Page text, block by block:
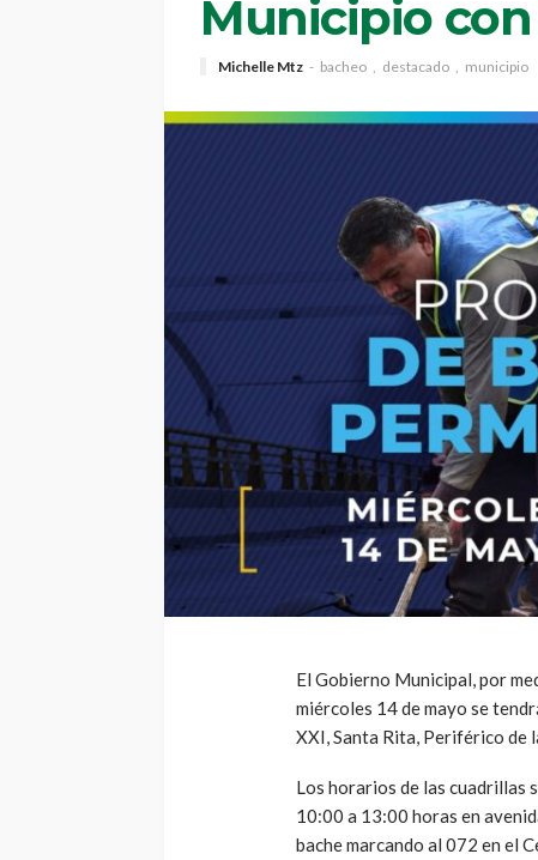
Municipio
Michelle Mtz bacheo destacado municipio
El Gobierno Municipal, por
miércoles 14 de mayo se
XXI, Santa Rita, Periférico de
Los horarios de las cuadrillas
10:00 a 13:00 horas en
bache marcando al 072 en el